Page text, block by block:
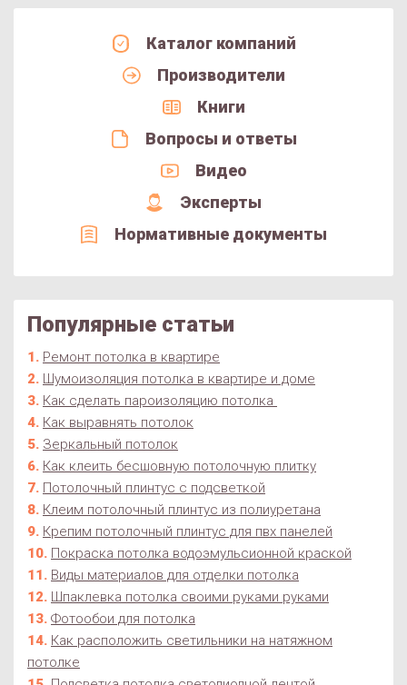
Каталог компаний
Производители
Книги
Вопросы и ответы
Видео
Эксперты
Нормативные документы
Популярные статьи
Ремонт потолка в квартире
Шумоизоляция потолка в квартире и доме
Как сделать пароизоляцию потолка
Как выравнять потолок
Зеркальный потолок
Как клеить бесшовную потолочную плитку
Потолочный плинтус с подсветкой
Клеим потолочный плинтус из полиуретана
Крепим потолочный плинтус для пвх панелей
Покраска потолка водоэмульсионной краской
Виды материалов для отделки потолка
Шпаклевка потолка своими руками руками
Фотообои для потолка
Как расположить светильники на натяжном
потолке